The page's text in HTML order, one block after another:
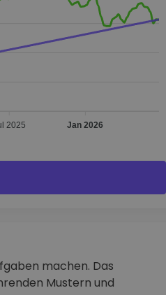
2025 Jan 2026
machen. Das
Mustern und